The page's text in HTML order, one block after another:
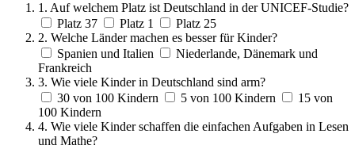
1. Auf welchem Platz ist Deutschland in der UNICEF-Studie?
Platz 37
Platz 1
Platz 25
2. Welche Länder machen es besser für Kinder?
Spanien und Italien
Niederlande, Dänemark und
Frankreich
3. Wie viele Kinder in Deutschland sind arm?
30 von 100 Kindern
5 von 100 Kindern
15 von
100 Kindern
4. Wie viele Kinder schaffen die einfachen Aufgaben in Lesen
und Mathe?